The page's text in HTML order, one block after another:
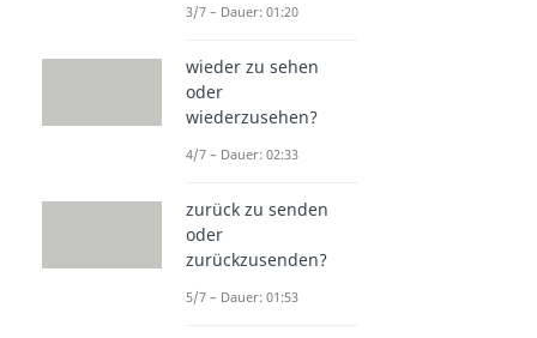
3/7 – Dauer: 01:20
wieder zu sehen
oder
wiederzusehen?
4/7 – Dauer: 02:33
zurück zu senden
oder
zurückzusenden?
5/7 – Dauer: 01:53